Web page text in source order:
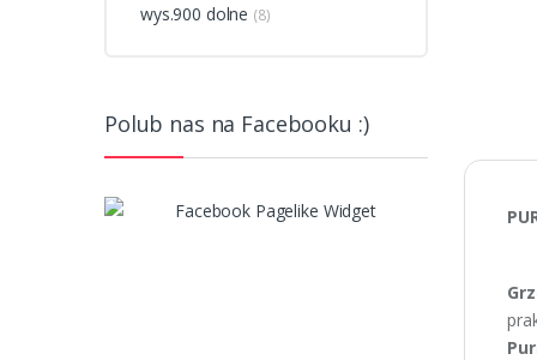
wys.900 dolne (8)
Polub nas na Facebooku :)